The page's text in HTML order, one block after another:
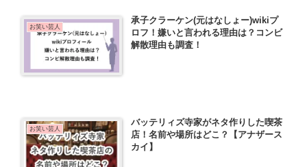
お笑い芸人
承子クラーケン(元はなしょー)wikiプ
ロフ！嫌いと言われる理由は？コンビ
解散理由も調査！
お笑い芸人
バッテリィズ寺家がネタ作りした喫茶
店！名前や場所はどこ？【アナザース
カイ】